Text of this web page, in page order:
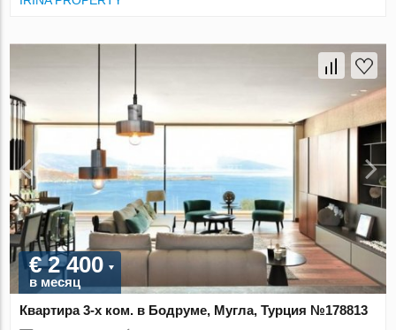
€ 2 400
в месяц
Квартира 3-х ком. в Бодруме, Мугла, Турция №178813